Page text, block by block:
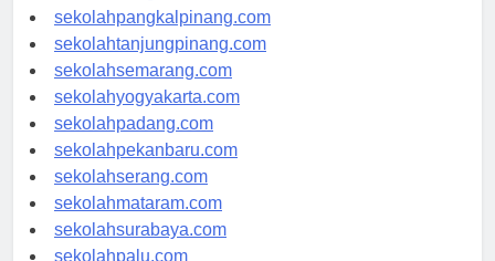
sekolahbengkulu.com
sekolahpangkalpinang.com
sekolahtanjungpinang.com
sekolahsemarang.com
sekolahyogyakarta.com
sekolahpadang.com
sekolahpekanbaru.com
sekolahserang.com
sekolahmataram.com
sekolahsurabaya.com